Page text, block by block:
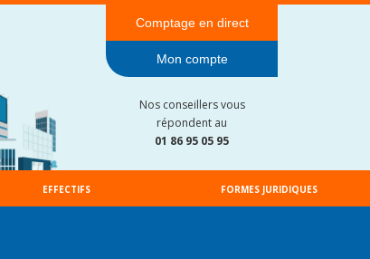
Comptage en direct
Mon compte
Nos conseillers vous
répondent au
01 86 95 05 95
EFFECTIFS FORMES JURIDIQUES